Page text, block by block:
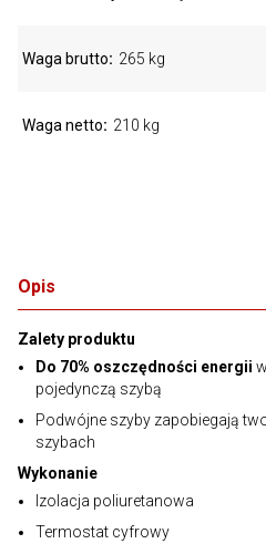
Opis
Zalety produktu
Do 70% oszczędności energii
pojedynczą szybą
Podwójne szyby zapobiegają
szybach
Wykonanie
Izolacja poliuretanowa
Termostat cyfrowy
Waga brutto 265 kg
Waga netto 210 kg